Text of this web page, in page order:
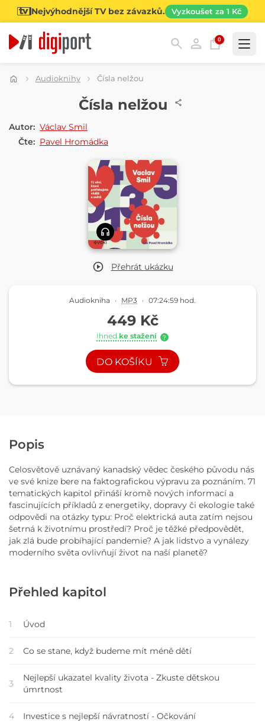
Nejvýhodnější TV bez závazků. Vyzkoušet za 1 Kč
0
Kategorie
Audioknihy Čísla nelžou
Přehrát ukázku
Čísla nelžou
Autor: Václav Smil
Čte: Pavel Hromádka
Audiokniha · MP3 · 07:24:59 hod.
449 Kč
Ihned ke stažení ?
DO KOŠÍKU
Popis
Celosvětově uznávaný kanadský vědec českého původu nás
ve své knize bere na faktografickou výpravu za poznáním. 71
tematických kapitol přináší kromě nových informací a
fascinujících příkladů z energetiky, dopravy či ekologie také
odpovědi na otázky typu: Proč elektrická auta zatím nejsou
šetrná k životnímu prostředí? Proč je těžké předpovědět,
jak zlá bude probíhající pandemie? A jak lidstvo a vynálezy
moderního světa ovlivňují život na naší planetě?
Přehled kapitol
1 Úvod
2 Co se stane, když budeme mít méně dětí
3
Nejlepší ukazatel kvality života - Zkuste dětskou
úmrtnost
4 Investice s nejlepší návratností - Očkování